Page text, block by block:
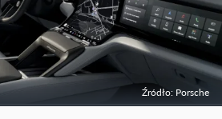
Źródło: Porsche